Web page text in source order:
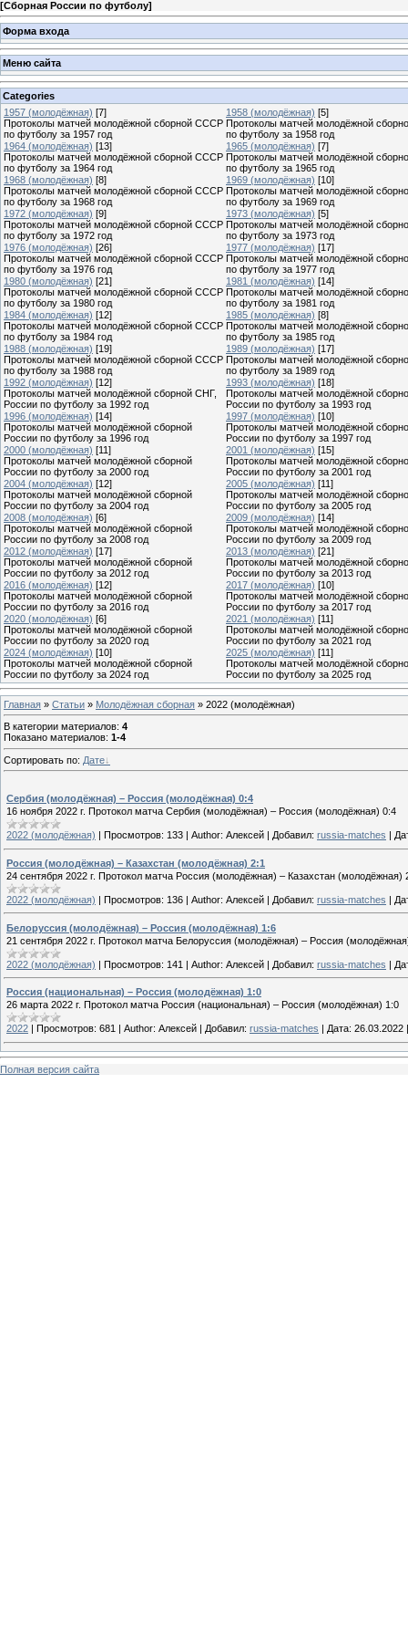
[Сборная России по футболу]
Форма входа
Меню сайта
Categories
1957 (молодёжная) [7]
Протоколы матчей молодёжной сборной СССР
по футболу за 1957 год
1958 (молодёжная) [5]
Протоколы матчей молодёжной
по футболу за 1958 год
1964 (молодёжная) [13]
Протоколы матчей молодёжной сборной СССР
по футболу за 1964 год
1965 (молодёжная) [7]
Протоколы матчей молодёжной
по футболу за 1965 год
1968 (молодёжная) [8]
Протоколы матчей молодёжной сборной СССР
по футболу за 1968 год
1969 (молодёжная) [10]
Протоколы матчей молодёжной
по футболу за 1969 год
1972 (молодёжная) [9]
Протоколы матчей молодёжной сборной СССР
по футболу за 1972 год
1973 (молодёжная) [5]
Протоколы матчей молодёжной
по футболу за 1973 год
1976 (молодёжная) [26]
Протоколы матчей молодёжной сборной СССР
по футболу за 1976 год
1977 (молодёжная) [17]
Протоколы матчей молодёжной
по футболу за 1977 год
1980 (молодёжная) [21]
Протоколы матчей молодёжной сборной СССР
по футболу за 1980 год
1981 (молодёжная) [14]
Протоколы матчей молодёжной
по футболу за 1981 год
1984 (молодёжная) [12]
Протоколы матчей молодёжной сборной СССР
по футболу за 1984 год
1985 (молодёжная) [8]
Протоколы матчей молодёжной
по футболу за 1985 год
1988 (молодёжная) [19]
Протоколы матчей молодёжной сборной СССР
по футболу за 1988 год
1989 (молодёжная) [17]
Протоколы матчей молодёжной
по футболу за 1989 год
1992 (молодёжная) [12]
Протоколы матчей молодёжной сборной СНГ,
России по футболу за 1992 год
1993 (молодёжная) [18]
Протоколы матчей молодёжной
России по футболу за 1993 год
1996 (молодёжная) [14]
Протоколы матчей молодёжной сборной
России по футболу за 1996 год
1997 (молодёжная) [10]
Протоколы матчей молодёжной
России по футболу за 1997 год
2000 (молодёжная) [11]
Протоколы матчей молодёжной сборной
России по футболу за 2000 год
2001 (молодёжная) [15]
Протоколы матчей молодёжной
России по футболу за 2001 год
2004 (молодёжная) [12]
Протоколы матчей молодёжной сборной
России по футболу за 2004 год
2005 (молодёжная) [11]
Протоколы матчей молодёжной
России по футболу за 2005 год
2008 (молодёжная) [6]
Протоколы матчей молодёжной сборной
России по футболу за 2008 год
2009 (молодёжная) [14]
Протоколы матчей молодёжной
России по футболу за 2009 год
2012 (молодёжная) [17]
Протоколы матчей молодёжной сборной
России по футболу за 2012 год
2013 (молодёжная) [21]
Протоколы матчей молодёжной
России по футболу за 2013 год
2016 (молодёжная) [12]
Протоколы матчей молодёжной сборной
России по футболу за 2016 год
2017 (молодёжная) [10]
Протоколы матчей молодёжной
России по футболу за 2017 год
2020 (молодёжная) [6]
Протоколы матчей молодёжной сборной
России по футболу за 2020 год
2021 (молодёжная) [11]
Протоколы матчей молодёжной
России по футболу за 2021 год
2024 (молодёжная) [10]
Протоколы матчей молодёжной сборной
России по футболу за 2024 год
2025 (молодёжная) [11]
Протоколы матчей молодёжной
России по футболу за 2025 год
Главная » Статьи » Молодёжная сборная » 2022 (молодёжная)
В категории материалов: 4
Показано материалов: 1-4
Сортировать по: Дате
Сербия (молодёжная) – Россия (молодёжная) 0:4
16 ноября 2022 г. Протокол матча Сербия (молодёжная) – Россия (молодёжная) 0:4
2022 (молодёжная) Просмотров: 133 Author: Алексей Добавил: russia-matches
Россия (молодёжная) – Казахстан (молодёжная) 2:1
24 сентября 2022 г. Протокол матча Россия (молодёжная) – Казахстан (молодёжная)
2022 (молодёжная) | Просмотров: 136 | Author: Алексей | Добавил: russia-matches |
Белоруссия (молодёжная) – Россия (молодёжная) 1:6
21 сентября 2022 г. Протокол матча Белоруссия (молодёжная) – Россия
2022 (молодёжная) | Просмотров: 141 | Author: Алексей | Добавил: russia-matches |
Россия (национальная) – Россия (молодёжная) 1:0
26 марта 2022 г. Протокол матча Россия (национальная) – Россия (молодёжная) 1:0
2022 Просмотров: 681 Author: Алексей Добавил: russia-matches Дата: 26.03.2022
Полная версия сайта